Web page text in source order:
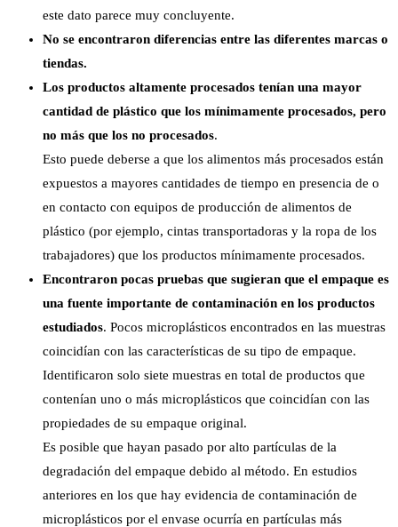
este dato parece muy concluyente.
No se encontraron diferencias entre las diferentes marcas o
tiendas.
Los productos altamente procesados tenían una mayor
cantidad de plástico que los mínimamente procesados, pero
no más que los no procesados.
Esto puede deberse a que los alimentos más procesados están
expuestos a mayores cantidades de tiempo en presencia de o
en contacto con equipos de producción de alimentos de
plástico (por ejemplo, cintas transportadoras y la ropa de los
trabajadores) que los productos mínimamente procesados.
Encontraron pocas pruebas que sugieran que el empaque es
una fuente importante de contaminación en los productos
estudiados. Pocos microplásticos encontrados en las muestras
coincidían con las características de su tipo de empaque.
Identificaron solo siete muestras en total de productos que
contenían uno o más microplásticos que coincidían con las
propiedades de su empaque original.
Es posible que hayan pasado por alto partículas de la
degradación del empaque debido al método. En estudios
anteriores en los que hay evidencia de contaminación de
microplásticos por el envase ocurría en partículas más